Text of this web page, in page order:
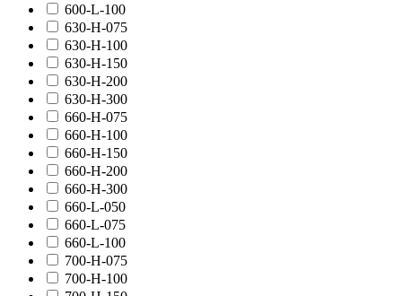
600-L-100
630-H-075
630-H-100
630-H-150
630-H-200
630-H-300
660-H-075
660-H-100
660-H-150
660-H-200
660-H-300
660-L-050
660-L-075
660-L-100
700-H-075
700-H-100